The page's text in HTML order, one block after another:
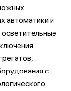
автоматики и
с